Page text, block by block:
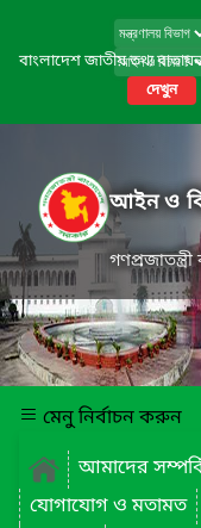
বাংলাদেশ জাতীয় তথ্য
দেখুন
আইন ও
মেনু নির্বাচন করুন
আমাদের
যোগাযোগ ও মতামত